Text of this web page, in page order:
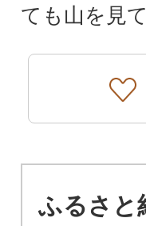
ても山を見
ふるさと